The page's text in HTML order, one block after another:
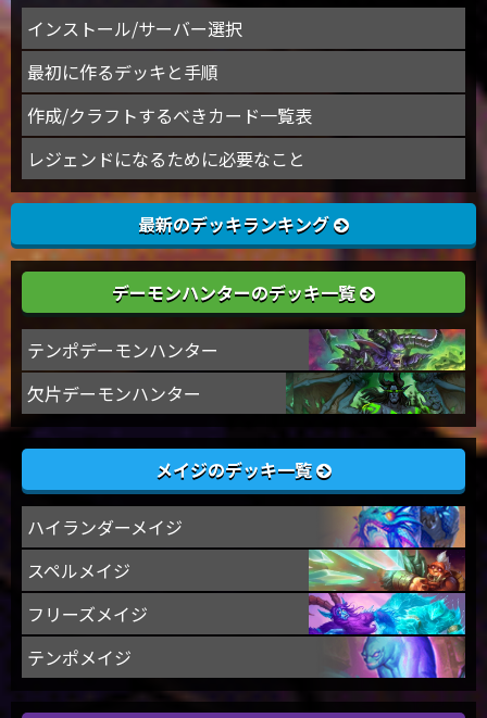
インストール/サーバー選択
最初に作るデッキと手順
作成/クラフトするべきカード一覧表
レジェンドになるために必要なこと
最新のデッキランキング
デーモンハンターのデッキ一覧
テンポデーモンハンター
欠片デーモンハンター
メイジのデッキ一覧
ハイランダーメイジ
スペルメイジ
フリーズメイジ
テンポメイジ